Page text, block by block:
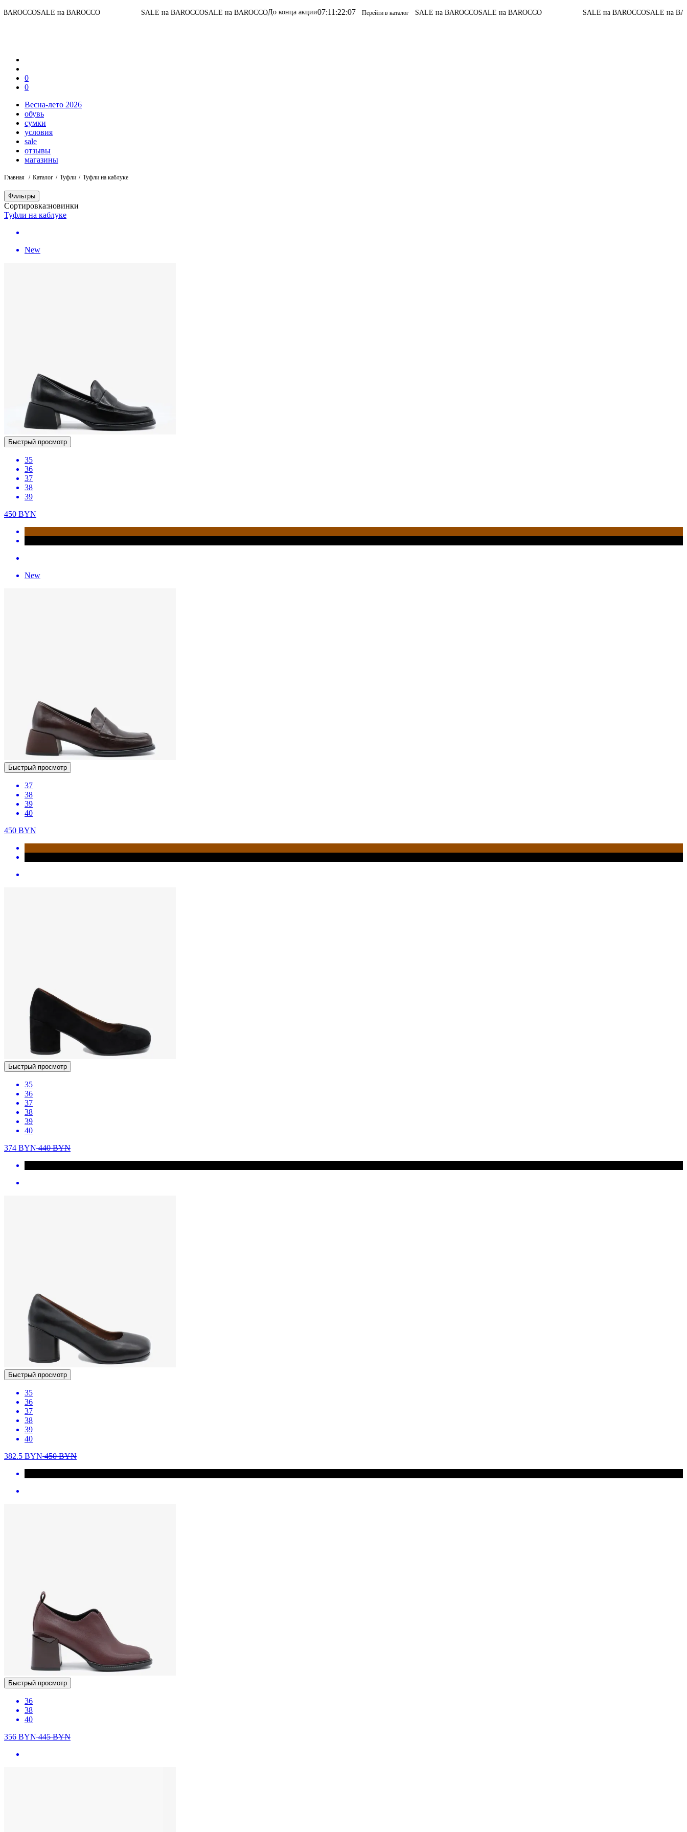
SALE на BAROCCO SALE на BAROCCOSALE на BAROCCOДо конца акции07:11 :22:07 Перейти в каталог SALE на BAROCCOSALE на BAROCCO SALE на BAROCCOSALE на BAROCCOДо
0
0
Весна-лето 2026
обувь
сумки
условия
sale
отзывы
магазины
Главная Каталог Туфли Туфли на каблуке
Фильтры
Сортировка:новинки
Туфли на каблуке
New
Быстрый просмотр
35
36
37
38
39
450 BYN
New
Быстрый просмотр
37
38
39
40
450 BYN
Быстрый просмотр
35
36
37
38
39
40
374 BYN440BYN
Быстрый просмотр
35
36
37
38
39
40
382.5 BYN450BYN
Быстрый просмотр
36
38
40
356 BYN445BYN